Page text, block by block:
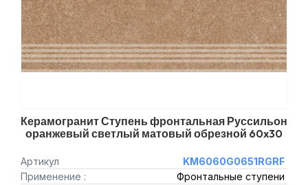
Керамогранит Ступень фронтальная Руссильон
оранжевый светлый матовый обрезной 60x30
Артикул
KM6060G0651RGRF
Применение :
Фронтальные ступени